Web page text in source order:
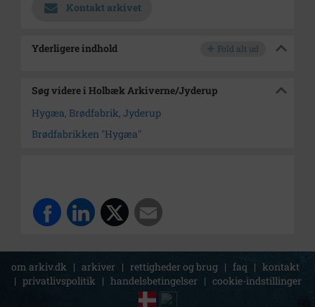
Kontakt arkivet
Yderligere indhold Fold alt ud
Søg videre i Holbæk Arkiverne/Jyderup
Hygæa, Brødfabrik, Jyderup
Brødfabrikken "Hygæa"
om arkiv.dk | arkiver | rettigheder og brug | faq | kontakt
| privatlivspolitik | handelsbetingelser | cookie-indstillinger